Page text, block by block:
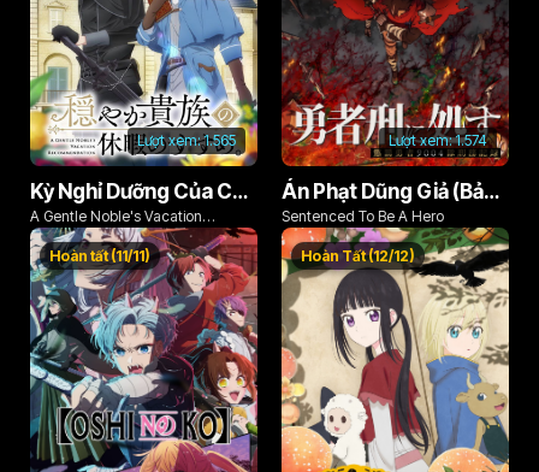
Lượt xem:1.565
Kỳ Nghỉ Dưỡng Của Chàng Quý Tộc Ôn Hòa (Odayaka Kizoku no Kyuuka no Susume)
A Gentle Noble's Vacation
Recommendation
Lượt xem:1.574
Án Phạt Dũng Giả (Bản Án Anh Hùng)
Sentenced To Be A Hero
Hoàn tất (11/11) Hoàn Tất (12/12)